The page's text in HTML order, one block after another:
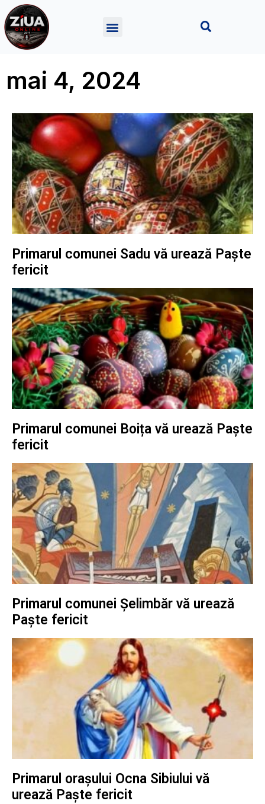
mai 4, 2024
Primarul comunei Sadu vă urează Paște
fericit
Primarul comunei Boița vă urează Paște
fericit
Primarul comunei Șelimbăr vă urează
Paște fericit
Primarul orașului Ocna Sibiului vă
urează Paște fericit